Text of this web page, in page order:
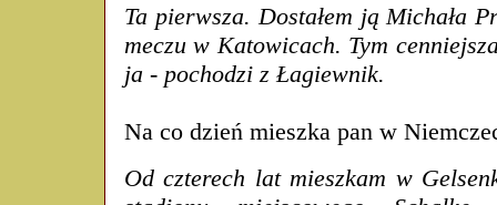
Ta pierwsza. Dostałem ją Michała
meczu w Katowicach. Tym
ja - pochodzi z Łagiewnik.
Na co dzień mieszka pan w
Od czterech lat mieszkam w